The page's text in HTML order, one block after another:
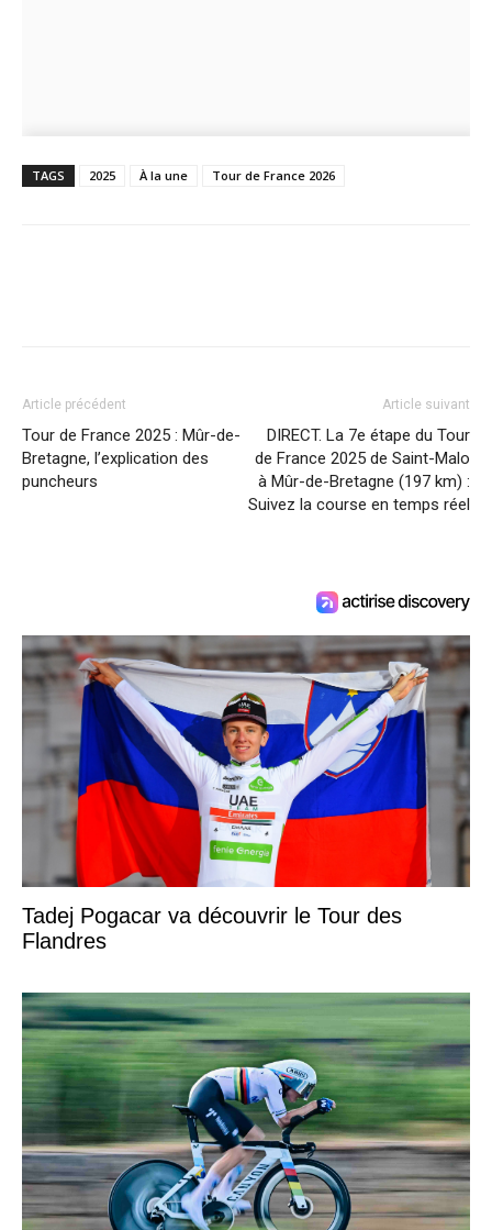
TAGS 2025 À la une Tour de France 2026
Article précédent
Tour de France 2025 : Mûr-de-
Bretagne, l’explication des
puncheurs
Article suivant
DIRECT. La 7e étape du Tour
de France 2025 de Saint-Malo
à Mûr-de-Bretagne (197 km) :
Suivez la course en temps réel
Tadej Pogacar va découvrir le Tour des
Flandres